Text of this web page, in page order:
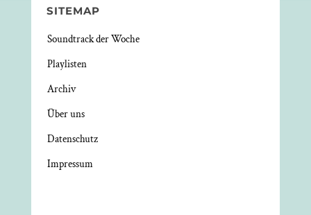
SITEMAP
Soundtrack der Woche
Playlisten
Archiv
Über uns
Datenschutz
Impressum